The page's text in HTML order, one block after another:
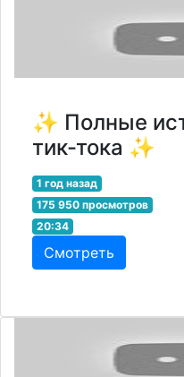
✨ Полные
тик-тока ✨
1 год назад
175 950 просмотров
20:34
Смотреть